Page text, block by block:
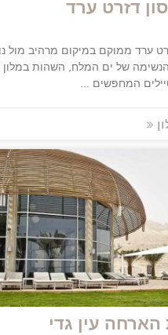
דזרט ערד
ערד ממוקם במיקום מרהיב מול
של ים המלח, השהות במלון
המחפשים ...
הארחה עין גדי